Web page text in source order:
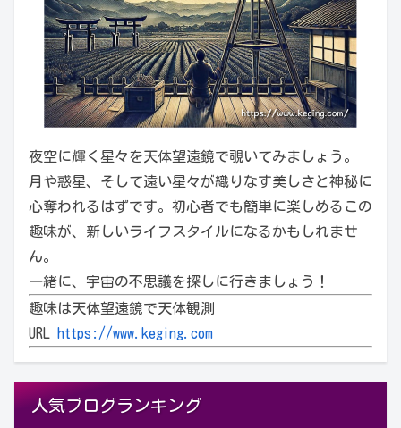
夜空に輝く星々を天体望遠鏡で覗いてみましょう。
月や惑星、そして遠い星々が織りなす美しさと神秘に
心奪われるはずです。初心者でも簡単に楽しめるこの
趣味が、新しいライフスタイルになるかもしれませ
ん。
一緒に、宇宙の不思議を探しに行きましょう！
趣味は天体望遠鏡で天体観測
URL
https://www.keging.com
人気ブログランキング